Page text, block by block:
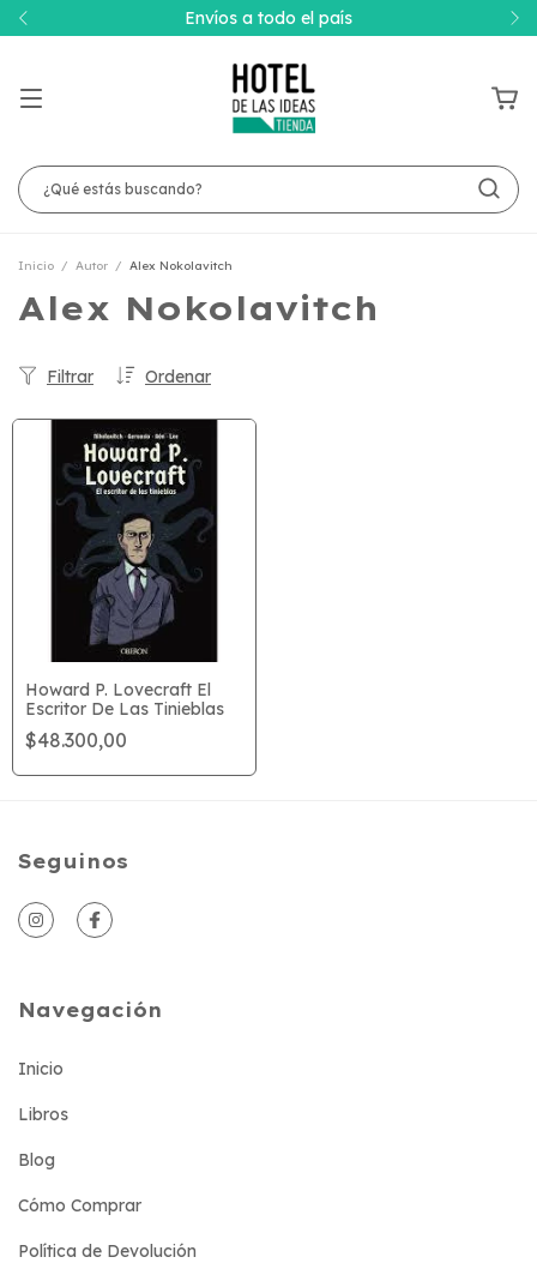
Envíos a todo el país
Inicio / Autor / Alex Nokolavitch
Alex Nokolavitch
Ordenar
Filtrar
Howard P. Lovecraft El
Escritor De Las Tinieblas
$48.300,00
Seguinos
Navegación
Inicio
Libros
Blog
Cómo Comprar
Política de Devolución